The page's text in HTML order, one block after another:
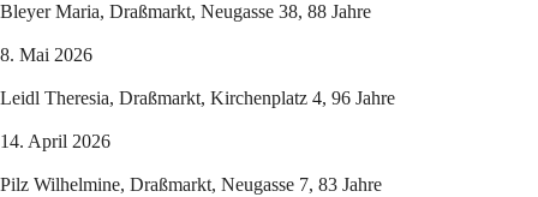
Bleyer Maria, Draßmarkt, Neugasse 38, 88 Jahre
8. Mai 2026
Leidl Theresia, Draßmarkt, Kirchenplatz 4, 96 Jahre
14. April 2026
Pilz Wilhelmine, Draßmarkt, Neugasse 7, 83 Jahre